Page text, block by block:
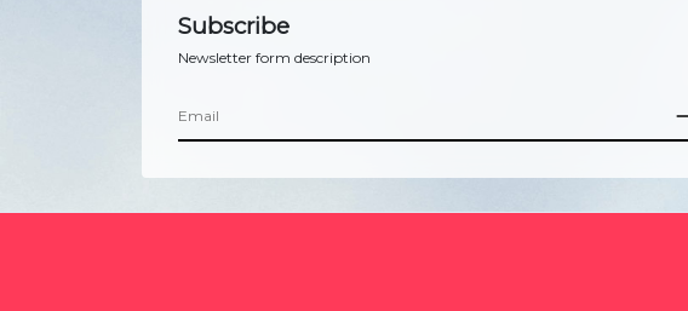
Subscribe
Newsletter form description